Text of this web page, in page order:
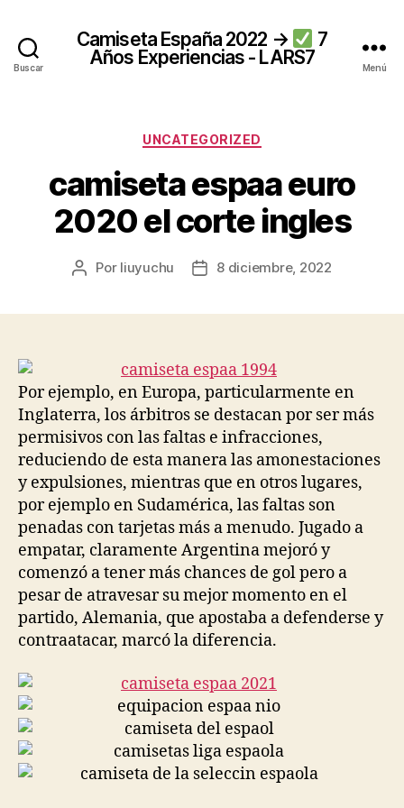
Buscar
Camiseta España 2022 →
7
Años Experiencias - LARS7
Menú
Categorías
UNCATEGORIZED
camiseta espaa euro
2020 el corte ingles
Autor
Por liuyuchu
Fecha8 diciembre, 2022
Por ejemplo, en Europa, particularmente en
Inglaterra, los árbitros se destacan por ser más
permisivos con las faltas e infracciones,
reduciendo de esta manera las amonestaciones
y expulsiones, mientras que en otros lugares,
por ejemplo en Sudamérica, las faltas son
penadas con tarjetas más a menudo. Jugado a
empatar, claramente Argentina mejoró y
comenzó a tener más chances de gol pero a
pesar de atravesar su mejor momento en el
partido, Alemania, que apostaba a defenderse y
contraatacar, marcó la diferencia.